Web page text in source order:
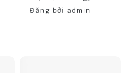
Kho Hồng Ngọc
Đăng bởi admin